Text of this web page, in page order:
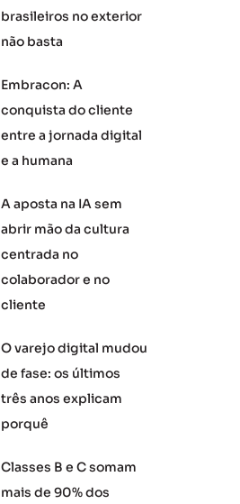
brasileiros no exterior
não basta
Embracon: A
conquista do cliente
entre a jornada digital
e a humana
A aposta na IA sem
abrir mão da cultura
centrada no
colaborador e no
cliente
O varejo digital mudou
de fase: os últimos
três anos explicam
porquê
Classes B e C somam
mais de 90% dos